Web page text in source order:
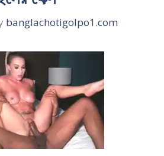
banglachotigolpo1.com